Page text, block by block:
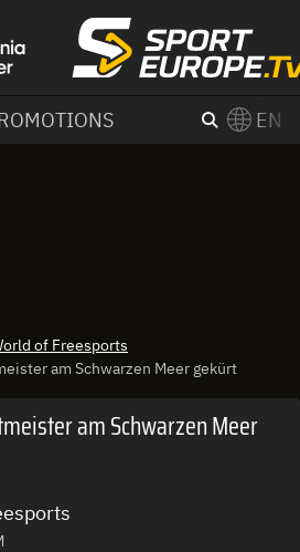
EN
of Freesports
am Schwarzen Meer gekürt
am Schwarzen Meer